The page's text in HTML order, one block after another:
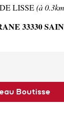
LISSE(à
33330
Boutisse